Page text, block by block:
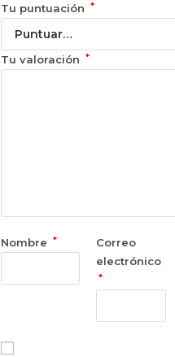
Tu puntuación *
Tu valoración *
Nombre *
Correo
electrónico
*